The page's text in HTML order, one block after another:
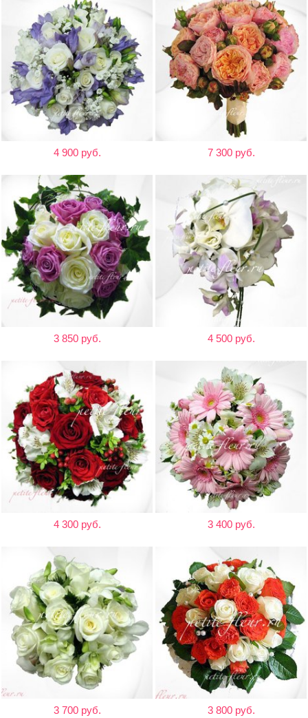
4 900 руб. 7 300 руб.
3 850 руб. 4 500 руб.
4 300 руб. 3 400 руб.
3 700 руб. 3 800 руб.